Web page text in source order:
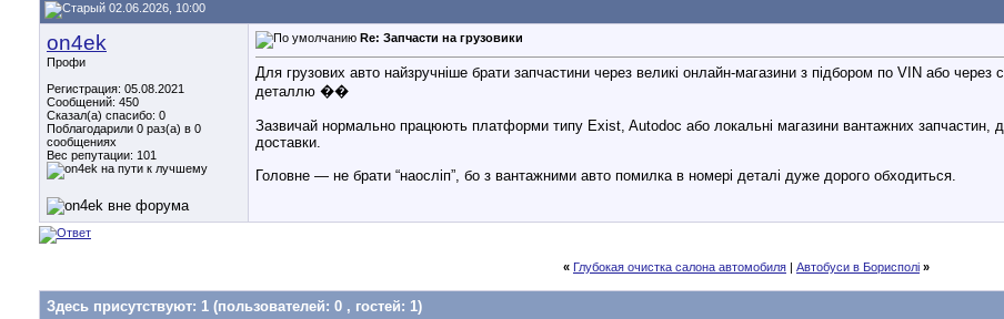
02.06.2026, 10:00
on4ek
Профи
Регистрация: 05.08.2021
Сообщений: 450
Сказал(а) спасибо: 0
Поблагодарили 0 раз(а) в 0
сообщениях
Вес репутации: 101
Re: Запчасти на грузовики
Для грузових авто найзручніше брати запчастини через великі онлайн-магазини з підбором по VIN або
деталлю ��
Зазвичай нормально працюють платформи типу Exist, Autodoc або локальні магазини вантажних запчастин,
доставки.
Головне — не брати “наосліп”, бо з вантажними авто помилка в номері деталі дуже дорого обходиться.
« Глубокая очистка салона автомобиля | Автобуси в Борисполі »
Здесь присутствуют: 1 (пользователей: 0 , гостей: 1)